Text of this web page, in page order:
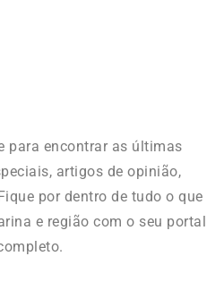
para encontrar as últimas
artigos de opinião,
por dentro de tudo o que
e região com o seu portal